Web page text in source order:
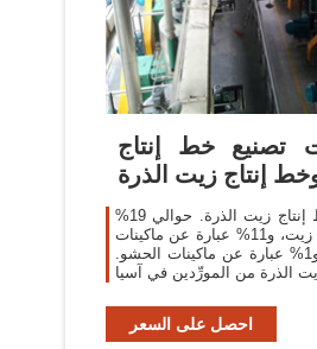
تصنيع خط إنتاج
يقدم منتجات 953 خط إنتاج زيت الذرة. حوالي 19%
منها عبارة عن معاصر زيت، و11% عبارة عن ماكينات
تصنيع الغذاء الأخرى، و1% عبارة عن ماكينات الحشو.
احصل على السعر